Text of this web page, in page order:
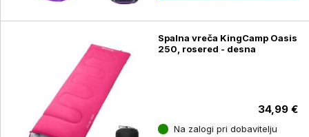
Spalna vreča KingCamp Oasis
250, rosered - desna
34,99 €
Na zalogi pri dobavitelju